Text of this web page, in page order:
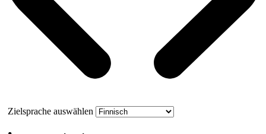
Zielsprache auswählen